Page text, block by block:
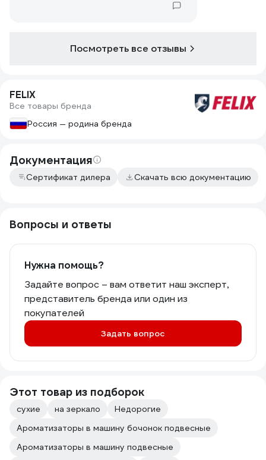
Посмотреть все отзывы
FELIX
Все товары бренда
Россия — родина бренда
Документация
Сертификат дилера Скачать всю документацию
Вопросы и ответы
Нужна помощь?
Задайте вопрос – вам ответит наш эксперт,
представитель бренда или один из
покупателей
Задать вопрос
Этот товар из подборок
сухие на зеркало
Недорогие
Ароматизаторы в машину бочонок подвесные
Ароматизаторы в машину подвесные